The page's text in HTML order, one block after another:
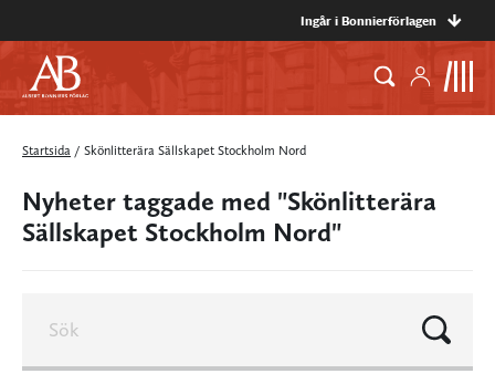
Ingår i Bonnierförlagen
Startsida / Skönlitterära Sällskapet Stockholm Nord
Nyheter taggade med "Skönlitterära
Sällskapet Stockholm Nord"